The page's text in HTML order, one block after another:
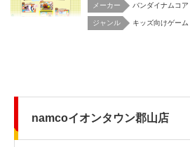
メーカー バンダイナムコ
キッズ向けゲーム
namcoイオンタウン郡山店